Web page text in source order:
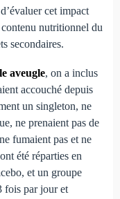
cet impact
nutritionnel du
secondaires.
aveugle, on a inclus
accouché depuis
un singleton, ne
ne prenaient pas de
fumaient pas et ne
été réparties en
et un groupe
fois par jour et